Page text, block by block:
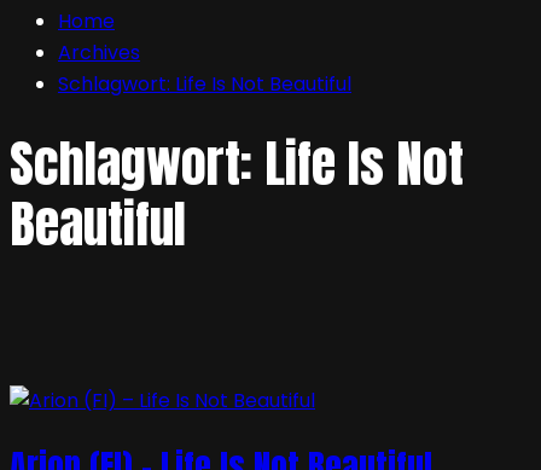
Home
Archives
Schlagwort: Life Is Not Beautiful
Schlagwort: Life Is Not
Beautiful